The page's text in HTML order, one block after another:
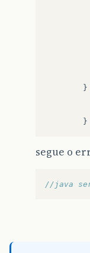
}
segue o
//java